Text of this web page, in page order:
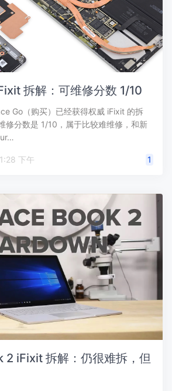
拆解：可维修分数 1/10
Go（购买）已经获得权威 iFixit 的拆
修分数是 1/10，属于比较难维修，和新
2018 年 8 月 4 日, 1:28 下午 1
2 iFixit 拆解：仍很难拆，但